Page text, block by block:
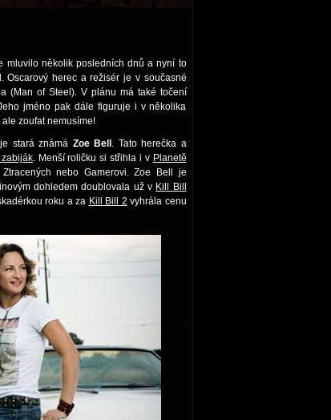
mluvilo několik posledních dnů a nyní to
Oscarový herec a režisér je v současné
(Man of Steel). V plánu má také točení
jméno pak dále figuruje i v několika
zoufat nemusíme!
stará známá Zoe Bell . Tato herečka a
. Menší roličku si střihla i v Planetě
nebo Gamerovi. Zoe Bell je
dohledem doublovala už v Kill Bill
roku a za Kill Bill 2 vyhrála cenu